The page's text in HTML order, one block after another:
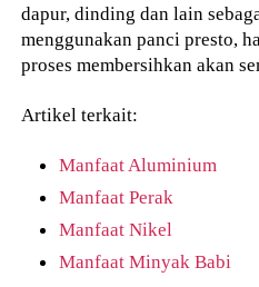
dapur, dinding dan lain
menggunakan panci presto,
proses membersihkan akan
Artikel terkait:
Manfaat Aluminium
Manfaat Perak
Manfaat Nikel
Manfaat Minyak Babi